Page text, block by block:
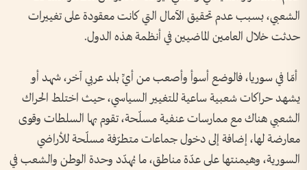
الشعبي، بسبب عدم تحقيق الآمال التي كانت معقودة على تغييرات
حدثت خلال العامين الماضيين في أنظمة هذه الدول.
أمّا في سوريا، فالوضع أسوأ وأصعب من أيِّ بلد عربي آخر، شهد أو
يشهد حراكات شعبية ساعية للتغيير السياسي، حيث اختلط الحراك
الشعبي هناك مع ممارسات عنفية مسلّحة، تقوم بها السلطات وقوى
معارضة لها، إضافة إلى دخول جماعات متطرّفة مسلّحة للأراضي
السورية، وهيمنتها على عدّة مناطق، ما يُهدّد وحدة الوطن والشعب في